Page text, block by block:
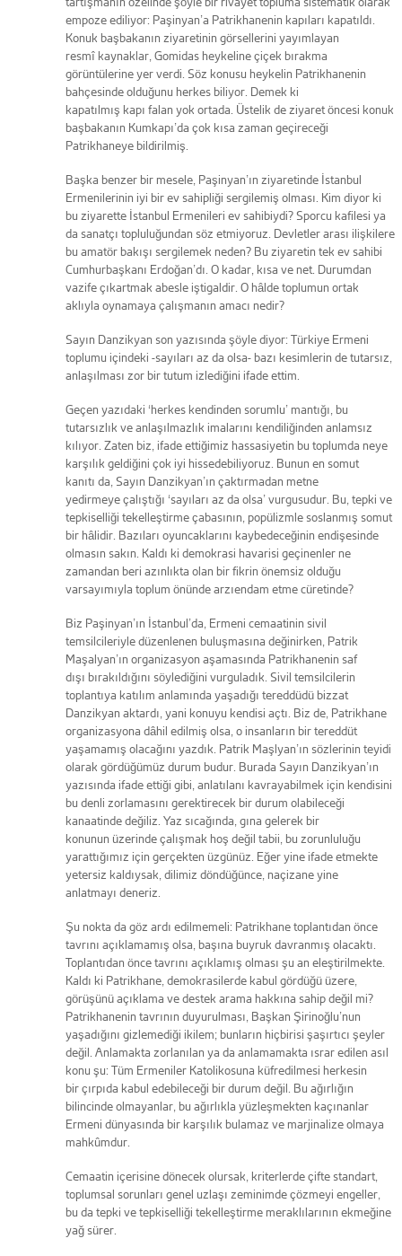
empoze ediliyor: Paşinyan’a Patrikhanenin kapıları kapatıldı.
Konuk başbakanın ziyaretinin görsellerini yayımlayan
resmî kaynaklar, Gomidas heykeline çiçek bırakma
görüntülerine yer verdi. Söz konusu heykelin Patrikhanenin
bahçesinde olduğunu herkes biliyor. Demek ki
kapatılmış kapı falan yok ortada. Üstelik de ziyaret öncesi konuk
başbakanın Kumkapı’da çok kısa zaman geçireceği
Patrikhaneye bildirilmiş.
Başka benzer bir mesele, Paşinyan’ın ziyaretinde İstanbul
Ermenilerinin iyi bir ev sahipliği sergilemiş olması. Kim diyor ki
bu ziyarette İstanbul Ermenileri ev sahibiydi? Sporcu kafilesi ya
da sanatçı topluluğundan söz etmiyoruz. Devletler arası ilişkilere
bu amatör bakışı sergilemek neden? Bu ziyaretin tek ev sahibi
Cumhurbaşkanı Erdoğan’dı. O kadar, kısa ve net. Durumdan
vazife çıkartmak abesle iştigaldir. O hâlde toplumun ortak
aklıyla oynamaya çalışmanın amacı nedir?
Sayın Danzikyan son yazısında şöyle diyor: Türkiye Ermeni
toplumu içindeki -sayıları az da olsa- bazı kesimlerin de tutarsız,
anlaşılması zor bir tutum izlediğini ifade ettim.
Geçen yazıdaki ‘herkes kendinden sorumlu’ mantığı, bu
tutarsızlık ve anlaşılmazlık imalarını kendiliğinden anlamsız
kılıyor. Zaten biz, ifade ettiğimiz hassasiyetin bu toplumda neye
karşılık geldiğini çok iyi hissedebiliyoruz. Bunun en somut
kanıtı da, Sayın Danzikyan’ın çaktırmadan metne
yedirmeye çalıştığı ‘sayıları az da olsa’ vurgusudur. Bu, tepki ve
tepkiselliği tekelleştirme çabasının, popülizmle soslanmış somut
bir hâlidir. Bazıları oyuncaklarını kaybedeceğinin endişesinde
olmasın sakın. Kaldı ki demokrasi havarisi geçinenler ne
zamandan beri azınlıkta olan bir fikrin önemsiz olduğu
varsayımıyla toplum önünde arzıendam etme cüretinde?
Biz Paşinyan’ın İstanbul’da, Ermeni cemaatinin sivil
temsilcileriyle düzenlenen buluşmasına değinirken, Patrik
Maşalyan’ın organizasyon aşamasında Patrikhanenin saf
dışı bırakıldığını söylediğini vurguladık. Sivil temsilcilerin
toplantıya katılım anlamında yaşadığı tereddüdü bizzat
Danzikyan aktardı, yani konuyu kendisi açtı. Biz de, Patrikhane
organizasyona dâhil edilmiş olsa, o insanların bir tereddüt
yaşamamış olacağını yazdık. Patrik Maşlyan’ın sözlerinin teyidi
olarak gördüğümüz durum budur. Burada Sayın Danzikyan’ın
yazısında ifade ettiği gibi, anlatılanı kavrayabilmek için kendisini
bu denli zorlamasını gerektirecek bir durum olabileceği
kanaatinde değiliz. Yaz sıcağında, gına gelerek bir
konunun üzerinde çalışmak hoş değil tabii, bu zorunluluğu
yarattığımız için gerçekten üzgünüz. Eğer yine ifade etmekte
yetersiz kaldıysak, dilimiz döndüğünce, naçizane yine
anlatmayı deneriz.
Şu nokta da göz ardı edilmemeli: Patrikhane toplantıdan önce
tavrını açıklamamış olsa, başına buyruk davranmış olacaktı.
Toplantıdan önce tavrını açıklamış olması şu an eleştirilmekte.
Kaldı ki Patrikhane, demokrasilerde kabul gördüğü üzere,
görüşünü açıklama ve destek arama hakkına sahip değil mi?
Patrikhanenin tavrının duyurulması, Başkan Şirinoğlu’nun
yaşadığını gizlemediği ikilem; bunların hiçbirisi şaşırtıcı şeyler
değil. Anlamakta zorlanılan ya da anlamamakta ısrar edilen asıl
konu şu: Tüm Ermeniler Katolikosuna küfredilmesi herkesin
bir çırpıda kabul edebileceği bir durum değil. Bu ağırlığın
bilincinde olmayanlar, bu ağırlıkla yüzleşmekten kaçınanlar
Ermeni dünyasında bir karşılık bulamaz ve marjinalize olmaya
mahkûmdur.
Cemaatin içerisine dönecek olursak, kriterlerde çifte standart,
toplumsal sorunları genel uzlaşı zeminimde çözmeyi engeller,
bu da tepki ve tepkiselliği tekelleştirme meraklılarının ekmeğine
yağ sürer.